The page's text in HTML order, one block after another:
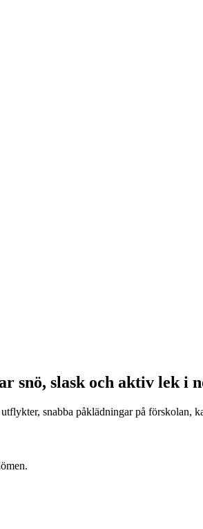
snö, slask och aktiv lek i
snabba påklädningar på förskolan,